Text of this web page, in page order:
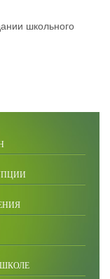
школьного